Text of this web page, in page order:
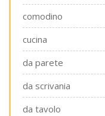
comodino
cucina
da parete
da scrivania
da tavolo